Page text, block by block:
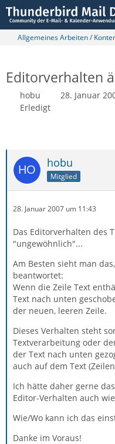
Allgemeines Arbeiten /
Editorverhalten
hobu 28. Januar
Erledigt
hobu
Mitglied
28. Januar 2007 um 11:43
Das Editorverhalten des
"ungewöhnlich"...
Am Besten sieht man
beantwortet:
Wenn die Zeile Text
Text nach unten
der neuen, leeren Zeile.
Dieses Verhalten steht
Textverarbeitung oder
der Text nach unten
auch auf dem Text
Ich hätte daher gerne
Editor-Verhalten auch
Wie/Wo kann ich das
Danke im Voraus!